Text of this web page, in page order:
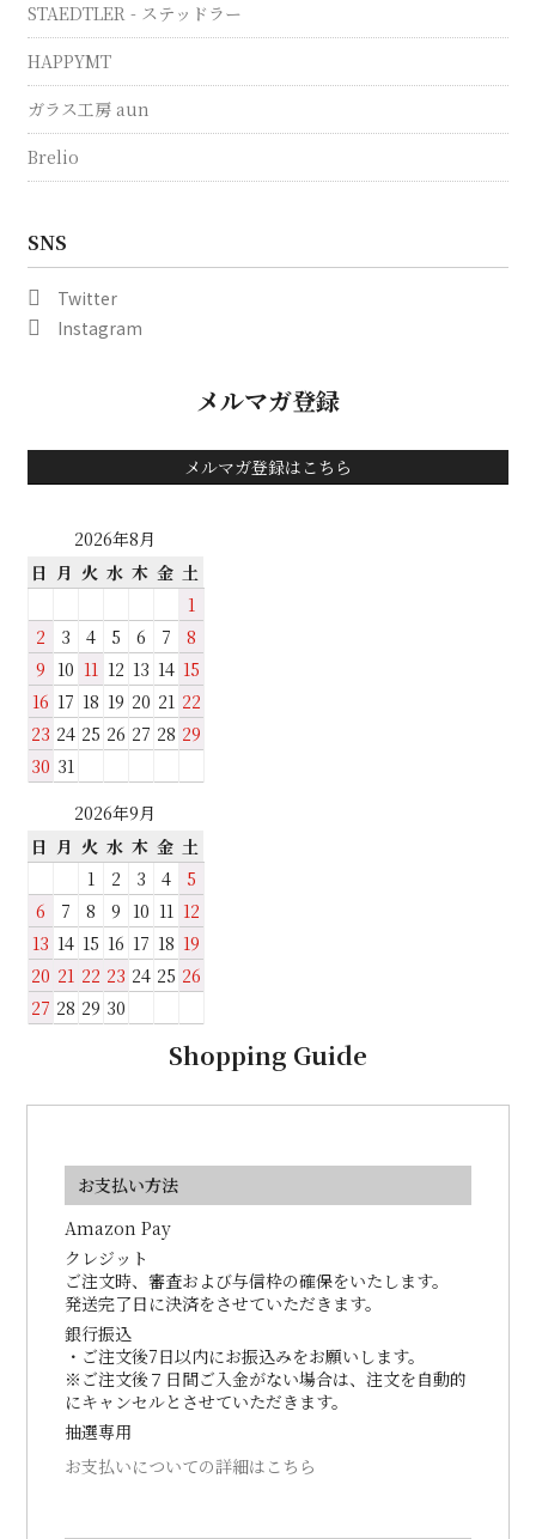
STAEDTLER - ステッドラー
HAPPYMT
ガラス工房 aun
Brelio
SNS
Twitter
Instagram
メルマガ登録
メルマガ登録はこちら
2026年8月
日 月 火 水 木 金 土
1
2
3 4 5 6 7
8
9 10 11 12 13 14 15
16 17 18 19 20 21 22
23 24 25 26 27 28 29
30 31
2026年9月
日 月 火 水 木 金 土
1
2 3 4
5
6
7 8 9 10 11 12
13 14 15 16 17 18 19
20 21 22 23 24 25 26
27 28 29 30
Shopping Guide
お支払い方法
Amazon Pay
クレジット
ご注文時、審査および与信枠の確保をいたします。
発送完了日に決済をさせていただきます。
銀行振込
・ご注文後7日以内にお振込みをお願いします。
※ご注文後７日間ご入金がない場合は、注文を自動的
にキャンセルとさせていただきます。
抽選専用
お支払いについての詳細はこちら